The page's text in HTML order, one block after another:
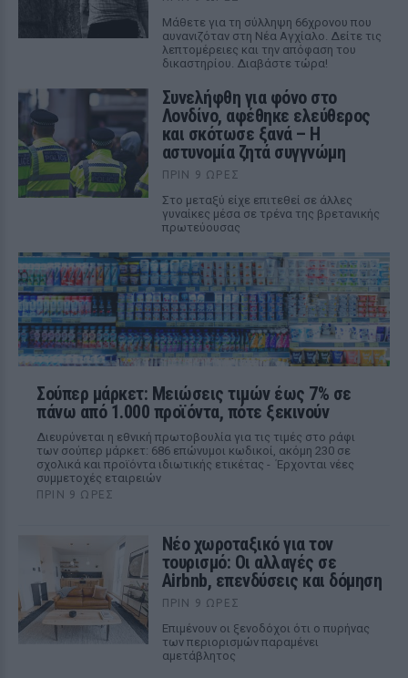
Μάθετε για τη σύλληψη 66χρονου που
αυνανιζόταν στη Νέα Αγχίαλο. Δείτε τις
λεπτομέρειες και την απόφαση του
δικαστηρίου. Διαβάστε τώρα!
Συνελήφθη για φόνο στο
Λονδίνο, αφέθηκε ελεύθερος
και σκότωσε ξανά – Η
αστυνομία ζητά συγγνώμη
ΠΡΙΝ 9 ΏΡΕΣ
Στο μεταξύ είχε επιτεθεί σε άλλες
γυναίκες μέσα σε τρένα της βρετανικής
πρωτεύουσας
Σούπερ μάρκετ: Μειώσεις τιμών έως 7% σε
πάνω από 1.000 προϊόντα, πότε ξεκινούν
Διευρύνεται η εθνική πρωτοβουλία για τις τιμές στο ράφι
των σούπερ μάρκετ: 686 επώνυμοι κωδικοί, ακόμη 230 σε
σχολικά και προϊόντα ιδιωτικής ετικέτας - Έρχονται νέες
συμμετοχές εταιρειών
ΠΡΙΝ 9 ΏΡΕΣ
Νέο χωροταξικό για τον
τουρισμό: Οι αλλαγές σε
Airbnb, επενδύσεις και δόμηση
ΠΡΙΝ 9 ΏΡΕΣ
Επιμένουν οι ξενοδόχοι ότι ο πυρήνας
των περιορισμών παραμένει
αμετάβλητος